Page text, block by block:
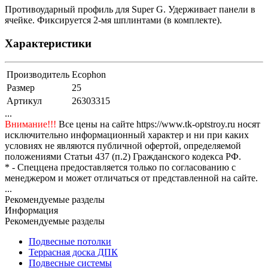
Противоударный профиль для Super G. Удерживает панели в
ячейке. Фиксируется 2-мя шплинтами (в комплекте).
Характеристики
Производитель Ecophon
Размер
25
Артикул
26303315
...
Внимание!!! Все цены на сайте https://www.tk-optstroy.ru носят
исключительно информационный характер и ни при каких
условиях не являются публичной офертой, определяемой
положениями Статьи 437 (п.2) Гражданского кодекса РФ.
* - Спеццена предоставляется только по согласованию с
менеджером и может отличаться от представленной на сайте.
...
Рекомендуемые разделы
Информация
Рекомендуемые разделы
Подвесные потолки
Террасная доска ДПК
Подвесные системы